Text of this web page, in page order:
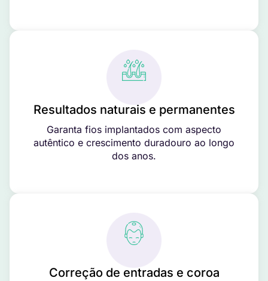
Resultados naturais e permanentes
Garanta fios implantados com aspecto
autêntico e crescimento duradouro ao longo
dos anos.
Correção de entradas e coroa